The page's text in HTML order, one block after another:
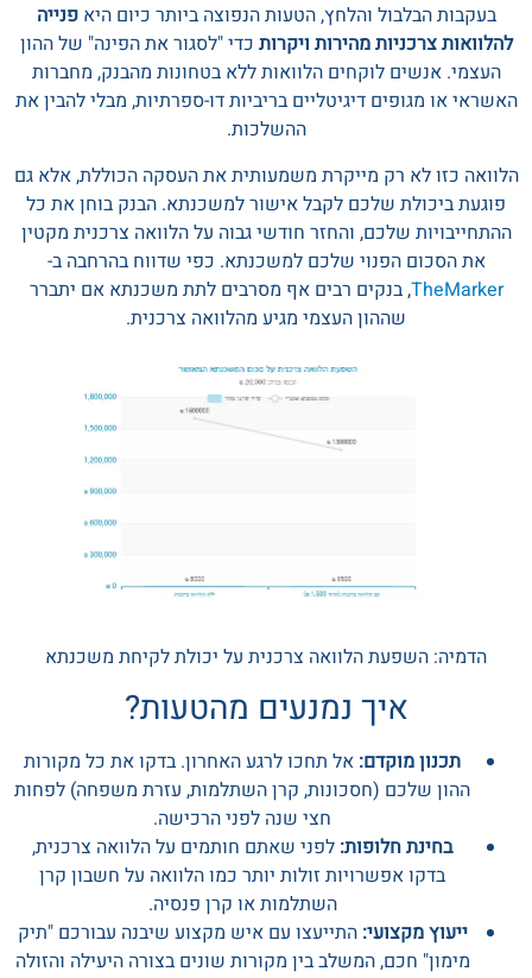
בעקבות הבלבול והלחץ, הטעות הנפוצה ביותר כיום היאפנייה
להלוואות צרכניות מהירות ויקרות כדי "לסגור את הפינה" של ההון
העצמי. אנשים לוקחים הלוואות ללא בטחונות מהבנק, מחברות
האשראי או מגופים דיגיטליים בריביות דו-ספרתיות, מבלי להבין את
ההשלכות.
הלוואה כזו לא רק מייקרת משמעותית את העסקה הכוללת, אלא גם
פוגעת ביכולת שלכם לקבל אישור למשכנתא. הבנק בוחן את כל
ההתחייבויות שלכם, והחזר חודשי גבוה על הלוואה צרכנית מקטין
את הסכום הפנוי שלכם למשכנתא. כפי שדווח בהרחבה ב-
TheMarker, בנקים רבים אף מסרבים לתת משכנתא אם יתברר
שההון העצמי מגיע מהלוואה צרכנית.
הדמיה: השפעת הלוואה צרכנית על יכולת לקיחת משכנתא
איך נמנעים מהטעות?
תכנון מוקדם: אל תחכו לרגע האחרון. בדקו את כל מקורות
ההון שלכם (חסכונות, קרן השתלמות, עזרת משפחה) לפחות
חצי שנה לפני הרכישה.
בחינת חלופות: לפני שאתם חותמים על הלוואה צרכנית,
בדקו אפשרויות זולות יותר כמו הלוואה על חשבון קרן
השתלמות או קרן פנסיה.
ייעוץ מקצועי: התייעצו עם איש מקצוע שיבנה עבורכם "תיק
מימון" חכם, המשלב בין מקורות שונים בצורה היעילה והזולה